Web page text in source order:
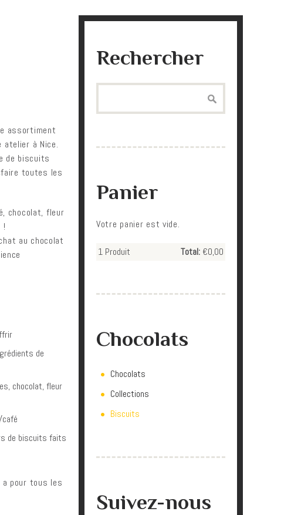
assortiment
à Nice.
de biscuits
toutes les
chocolat, fleur
!
au chocolat
de
chocolat, fleur
de biscuits faits
a pour tous les
Rechercher
Panier
Votre panier est vide.
1 Produit Total: €0,00
Chocolats
Chocolats
Collections
Biscuits
Suivez-nous